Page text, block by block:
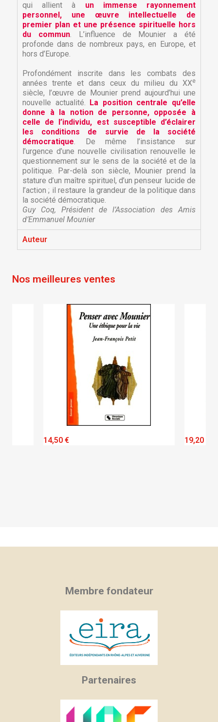
Ajouter à ma liste d'envies ×
add_circle_outline Créer une nouvelle liste
Créer une liste d'envies ×
Nom de la liste d'envies
Annuler
Connexion ×
Vous devez être connecté pour ajouter des produits
à votre liste d'envies.
Annuler Connexion
qui allient à un immense rayonnement
personnel, une œuvre intellectuelle de
premier plan et une présence spirituelle hors
du commun. L’influence de Mounier a été
profonde dans de nombreux pays, en Europe, et
hors d’Europe.
Profondément inscrite dans les combats des
années trente et dans ceux du milieu du XXe
siècle, l’œuvre de Mounier prend aujourd’hui une
nouvelle actualité. La position centrale qu’elle
donne à la notion de personne, opposée à
celle de l’individu, est susceptible d’éclairer
les conditions de survie de la société
démocratique. De même l’insistance sur
l’urgence d’une nouvelle civilisation renouvelle le
questionnement sur le sens de la société et de la
politique. Par-delà son siècle, Mounier prend la
stature d’un maître spirituel, d’un penseur lucide de
l’action ; il restaure la grandeur de la politique dans
la société démocratique.
Guy Coq, Président de l’Association des Amis
d’Emmanuel Mounier
Auteur
Nos meilleures ventes
14,50 € 19,20 €
Membre fondateur
Partenaires